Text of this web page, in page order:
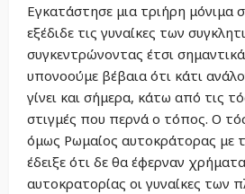
Εγκατάστησε μια τριήρη μόνιμα
εξέδιδε τις γυναίκες των
συγκεντρώνοντας έτσι
υπονοούμε βέβαια ότι κάτι
γίνει και σήμερα, κάτω από τις
στιγμές που περνά ο τόπος. Ο
όμως Ρωμαίος αυτοκράτορας με
έδειξε ότι δε θα έφερναν
αυτοκρατορίας οι γυναίκες των